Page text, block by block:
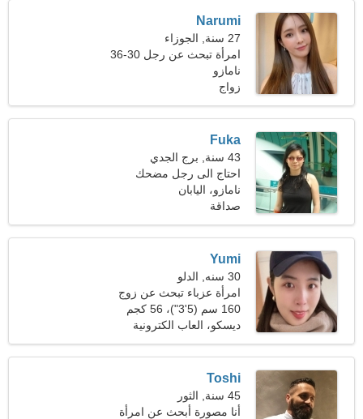
Narumi
27 سنة, الجوزاء
امرأة تبحث عن رجل 30-36
نامازو
زواج
Fuka
43 سنة, برج الجدي
احتاج الى رجل مضحك
للرقص معا
نامازو، اليابان
صداقة
Yumi
30 سنه, الدلو
امرأة عزباء تبحث عن زوج
160 سم (5'3")، 56 كجم
(123 رطلا)ديسكو، العاب الكترونية
Toshi
45 سنة, الثور
أنا مصورة أبحث عن امرأة